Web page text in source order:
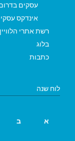
עסקים
אינדקס
רשת אתרי הלוויין
בלוג
כתבות
לוח שנה
א
ב